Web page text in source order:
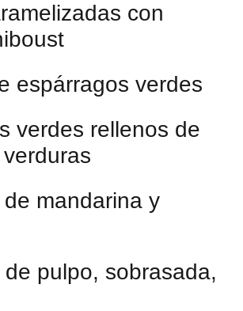
con
espárragos verdes
verdes rellenos de
mandarina y
de pulpo, sobrasada,